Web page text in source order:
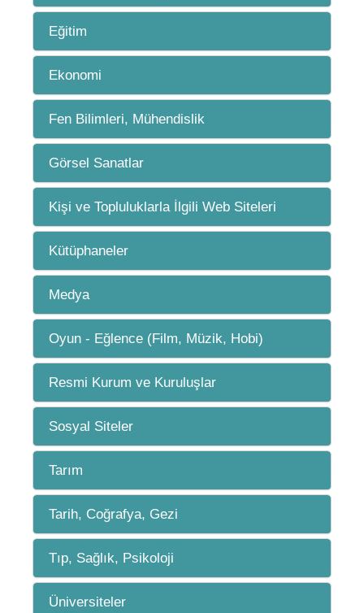
Eğitim
Ekonomi
Fen Bilimleri, Mühendislik
Görsel Sanatlar
Kişi ve Topluluklarla İlgili Web Siteleri
Kütüphaneler
Medya
Oyun - Eğlence (Film, Müzik, Hobi)
Resmi Kurum ve Kuruluşlar
Sosyal Siteler
Tarım
Tarih, Coğrafya, Gezi
Tıp, Sağlık, Psikoloji
Üniversiteler